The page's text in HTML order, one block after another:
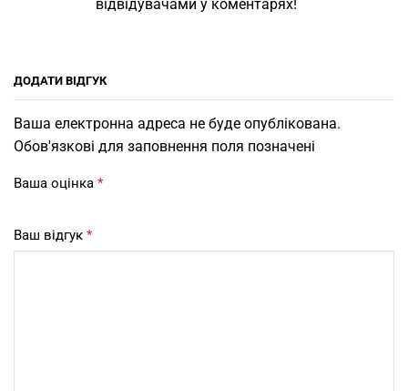
відвідувачами у коментарях!
ДОДАТИ ВІДГУК
Ваша електронна адреса не буде опублікована.
Обов'язкові для заповнення поля позначені
Ваша оцінка *
Ваш відгук *